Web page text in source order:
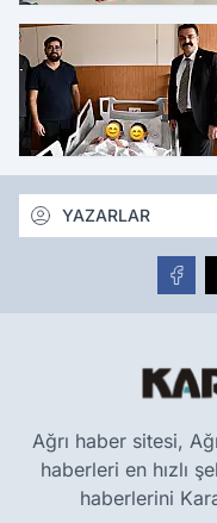
YAZARLAR
Ağrı haber sitesi,
haberleri en hızlı
haberlerini